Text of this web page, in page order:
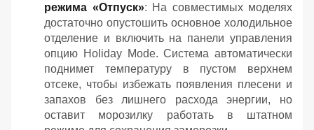
режима «Отпуск»: На совместимых моделях
достаточно опустошить основное холодильное
отделение и включить на панели управления
опцию Holiday Mode. Система автоматически
поднимет температуру в пустом верхнем
отсеке, чтобы избежать появления плесени и
запахов без лишнего расхода энергии, но
оставит морозилку работать в штатном